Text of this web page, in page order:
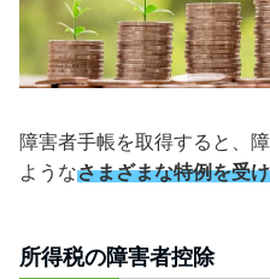
障害者手帳を取得すると、
ようなさまざまな特例を受
所得税の障害者控除